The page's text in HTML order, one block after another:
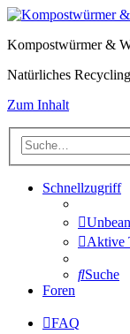
Kompostwürmer &
Natürliches
Zum Inhalt
Schnellzugriff
Aktive
Suche
Foren
FAQ